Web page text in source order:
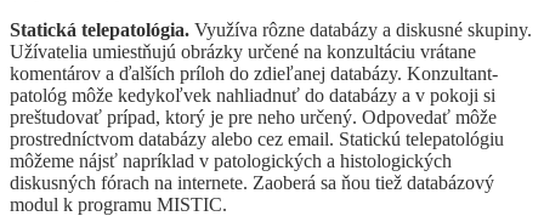
Statická telepatológia. Využíva rôzne databázy a diskusné skupiny.
Užívatelia umiestňujú obrázky určené na konzultáciu vrátane
komentárov a ďalších príloh do zdieľanej databázy. Konzultant-
patológ môže kedykoľvek nahliadnuť do databázy a v pokoji si
preštudovať prípad, ktorý je pre neho určený. Odpovedať môže
prostredníctvom databázy alebo cez email. Statickú telepatológiu
môžeme nájsť napríklad v patologických a histologických
diskusných fórach na internete. Zaoberá sa ňou tiež databázový
modul k programu MISTIC.